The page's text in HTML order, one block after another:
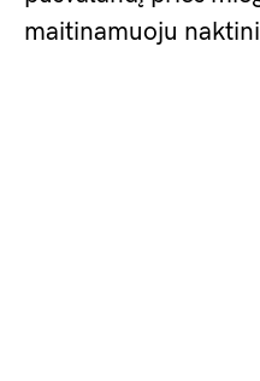
maitinamuoju